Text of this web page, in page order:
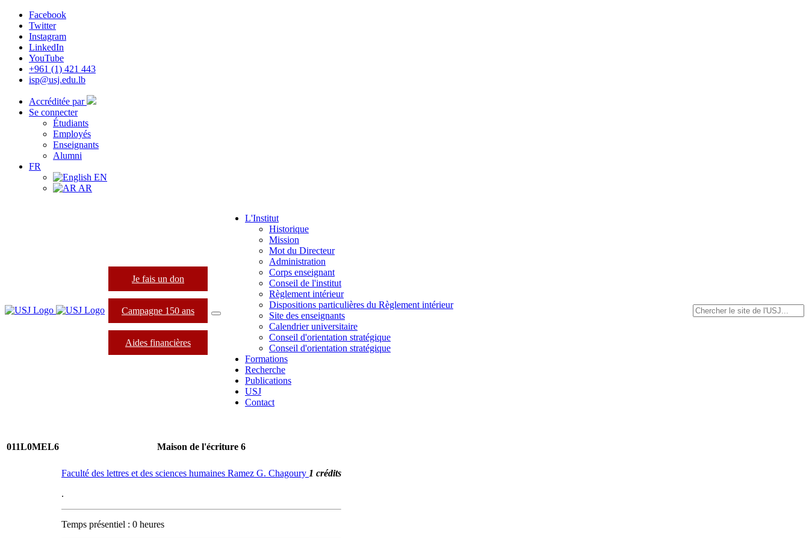
Facebook
Twitter
Instagram
LinkedIn
YouTube
+961 (1) 421 443
isp@usj.edu.lb
Accréditée par
Se connecter
Étudiants
Employés
Enseignants
Alumni
FR
EN
AR
Je fais un don
Campagne 150 ans
Aides financières
L'Institut
Historique
Mission
Mot du Directeur
Administration
Corps enseignant
Conseil de l'institut
Règlement intérieur
Dispositions particulières du Règlement intérieur
Site des enseignants
Calendrier universitaire
Conseil d'orientation stratégique
Conseil d'orientation stratégique
Formations
Recherche
Publications
USJ
Contact
011L0MEL6 Maison de l'écriture 6
Faculté des lettres et des sciences humaines Ramez G. Chagoury 1 crédits
.
Temps présentiel : 0 heures